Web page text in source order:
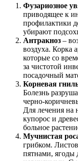
Фузариозное
приводящее к
профилактики
убирают
Антракноз –
воздуха. Корка
которые со
за чистотой
посадочный
Корневая
Болезнь
черно-
Для лечения на
купорос и
больное
Мучнистая
грибком.
пятнами, ягоды